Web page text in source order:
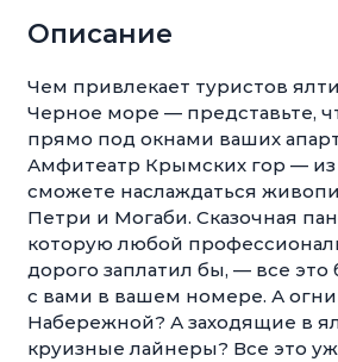
Описание
Чем привлекает туристов
Черное море — представьте,
прямо под окнами ваших
Амфитеатр Крымских гор —
сможете наслаждаться
Петри и Могаби. Сказочная
которую любой
дорого заплатил бы, — все это
с вами в вашем номере. А
Набережной? А заходящие в
круизные лайнеры? Все это